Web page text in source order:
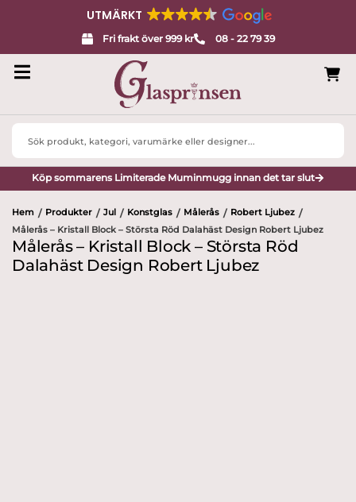
UTMÄRKT
Fri frakt över 999 kr 08 - 22 79 39
Search
Köp sommarens Limiterade Muminmugg innan det tar slut
Hem / Produkter / Jul / Konstglas / Målerås / Robert Ljubez /
Målerås – Kristall Block – Största Röd Dalahäst Design Robert Ljubez
Målerås – Kristall Block – Största Röd
Dalahäst Design Robert Ljubez